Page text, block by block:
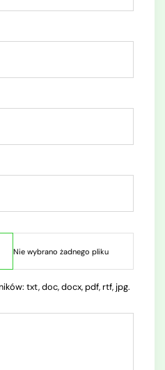
txt, doc, docx, pdf, rtf, jpg.